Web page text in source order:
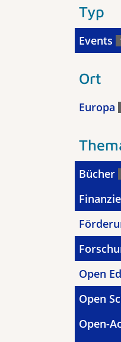
Typ
Events
Ort
Europa
Bücher
Open
Open
Open-